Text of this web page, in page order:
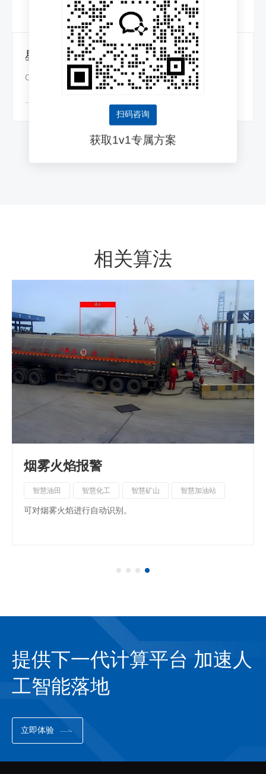
星空N430PW边缘一体机
CAISA 430引擎 | 48核ARM | AI算力32 TOPS
相关算法
烟雾火焰报警
智慧油田 智慧化工 智慧矿山 智慧加油站
可对烟雾火焰进行自动识别。
提供下一代计算平台 加速人
工智能落地
立即体验
扫码咨询
获取1v1专属方案